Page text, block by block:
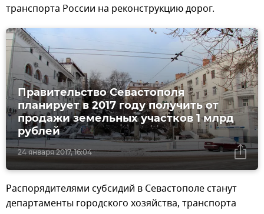
транспорта России на реконструкцию дорог.
24 января 2017, 16:04
Правительство Севастополя
планирует в 2017 году получить от
продажи земельных участков 1 млрд
рублей
Распорядителями субсидий в Севастополе станут
департаменты городского хозяйства, транспорта